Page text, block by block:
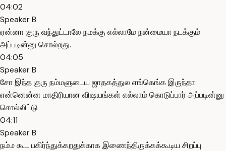
04:02
Speaker B
ஏன்னா குரு வந்துட்டாலே நமக்கு எல்லாமே நன்மையா நடக்கும்
அப்படின்னு சொல்றது.
04:05
Speaker B
சோ இந்த குரு நம்மளுடைய ஜாதகத்துல எங்கெங்க இருந்தா
என்னென்ன மாதிரியான விஷயங்கள் எல்லாம் கொடுப்பார் அப்படின்னு
சொல்லிட்டு
04:11
Speaker B
நம்ம கூட பகிர்ந்துக்கறதுக்காக இணைந்திருக்கக்கூடிய சிறப்பு